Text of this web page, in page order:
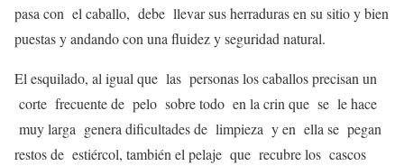
pasa con el caballo, debe llevar sus herraduras en su sitio y bien
puestas y andando con una fluidez y seguridad natural.
El esquilado, al igual que las personas los caballos precisan un
corte frecuente de pelo sobre todo en la crin que se le hace
muy larga genera dificultades de limpieza y en ella se pegan
restos de estiércol, también el pelaje que recubre los cascos